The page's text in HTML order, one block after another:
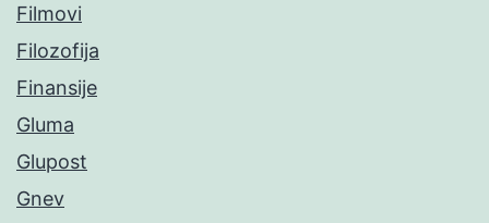
Filmovi
Filozofija
Finansije
Gluma
Glupost
Gnev